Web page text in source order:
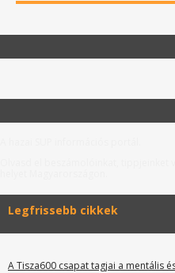
Legfrissebb cikkek
A Tisza600 csapat tagjai a mentális